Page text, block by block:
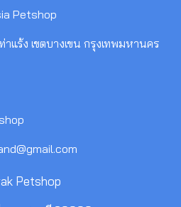
Petshop
แร้ง เขตบางเขน กรุงเทพมหานคร
Petshop